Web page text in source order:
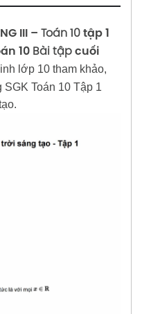
V – Toán 10
ĐO MỨC
LIỆU – Toán 10 tập
III – Toán 10 tập 1
10 Bài tập cuối
lớp 10 tham khảo,
SGK Toán 10 Tập 1